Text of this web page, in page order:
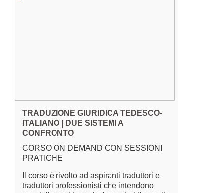
TRADUZIONE GIURIDICA TEDESCO-
ITALIANO | DUE SISTEMI A
CONFRONTO
CORSO ON DEMAND CON SESSIONI
PRATICHE
Il corso è rivolto ad aspiranti traduttori e
traduttori professionisti che intendono